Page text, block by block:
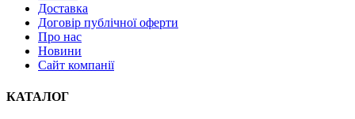
Доставка
Договір публічної оферти
Про нас
Новини
Сайт компанії
КАТАЛОГ